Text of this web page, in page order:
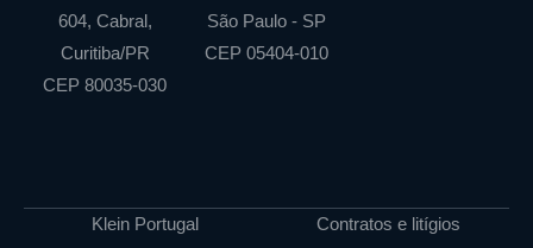
604, Cabral,
Curitiba/PR
CEP 80035-030
São Paulo - SP
CEP 05404-010
Klein Portugal
Contratos e litígios